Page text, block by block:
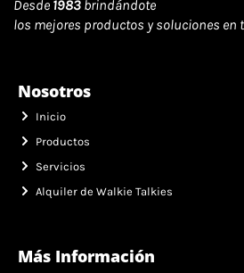
Desde 1983 brindándote
los mejores productos y soluciones en
Nosotros
Inicio
Productos
Servicios
Alquiler de Walkie Talkies
Más Información